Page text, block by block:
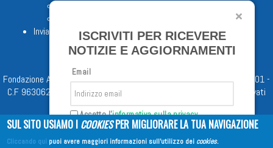
Invia proposta editoriale
Fondazione Apostolicam Actuositatem ETS © 2023 - P.I. 05398481001 -
C.F 96306220581 - REA 888781 del 23/02/98 - Tutti i diritti riservati
ISCRIVITI PER RICEVERE
NOTIZIE E AGGIORNAMENTI
Email
Accetto l'informativa sulla privacy
Iscriviti
SUL SITO USIAMO I COOKIESPER MIGLIORARE LA TUA NAVIGAZIONE
Cliccando qui puoi avere maggiori informazioni sull'utilizzo dei cookies.